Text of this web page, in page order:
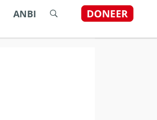
ANBI